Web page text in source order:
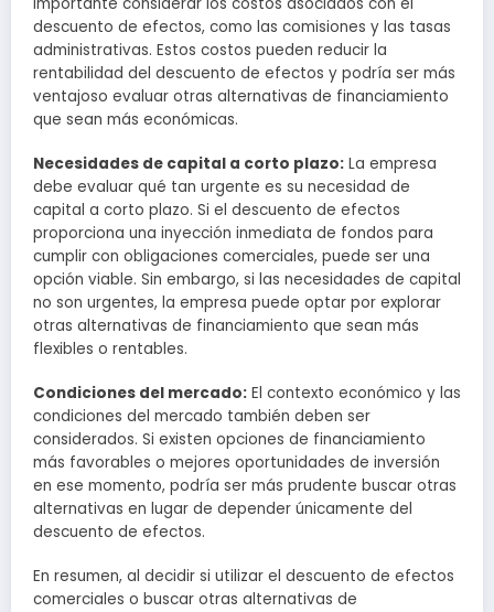
descuento de efectos, como las comisiones y las tasas
administrativas. Estos costos pueden reducir la
rentabilidad del descuento de efectos y podría ser más
ventajoso evaluar otras alternativas de financiamiento
que sean más económicas.
Necesidades de capital a corto plazo: La empresa
debe evaluar qué tan urgente es su necesidad de
capital a corto plazo. Si el descuento de efectos
proporciona una inyección inmediata de fondos para
cumplir con obligaciones comerciales, puede ser una
opción viable. Sin embargo, si las necesidades de capital
no son urgentes, la empresa puede optar por explorar
otras alternativas de financiamiento que sean más
flexibles o rentables.
Condiciones del mercado: El contexto económico y las
condiciones del mercado también deben ser
considerados. Si existen opciones de financiamiento
más favorables o mejores oportunidades de inversión
en ese momento, podría ser más prudente buscar otras
alternativas en lugar de depender únicamente del
descuento de efectos.
En resumen, al decidir si utilizar el descuento de efectos
comerciales o buscar otras alternativas de